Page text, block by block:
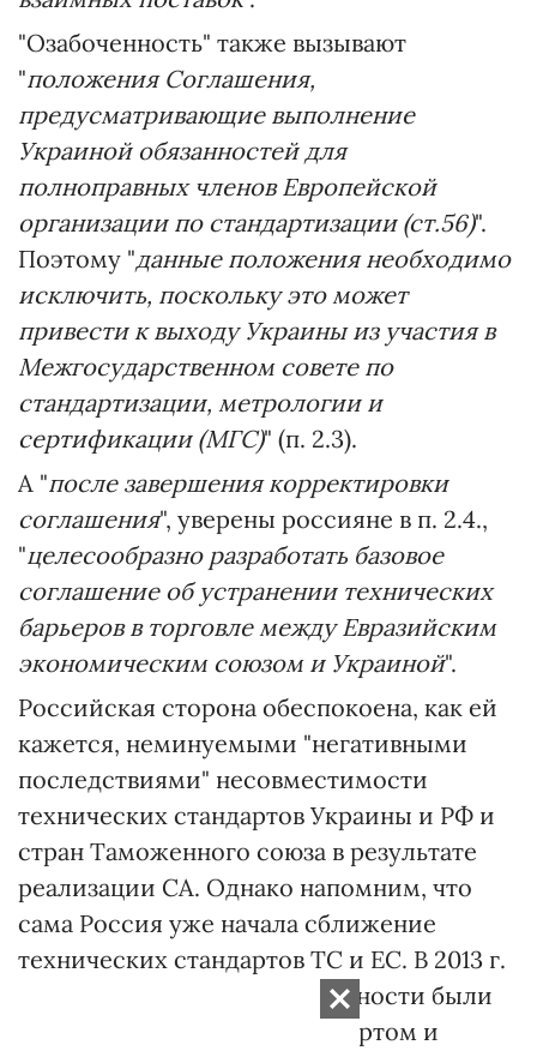
"Озабоченность" также вызывают
"положения Соглашения,
предусматривающие выполнение
Украиной обязанностей для
полноправных членов Европейской
организации по стандартизации (ст.56)".
Поэтому "данные положения необходимо
исключить, поскольку это может
привести к выходу Украины из участия в
Межгосударственном совете по
стандартизации, метрологии и
сертификации (МГС)" (п. 2.3).
А "после завершения корректировки
соглашения", уверены россияне в п. 2.4.,
"целесообразно разработать базовое
соглашение об устранении технических
барьеров в торговле между Евразийским
экономическим союзом и Украиной".
Российская сторона обеспокоена, как ей
кажется, неминуемыми "негативными
последствиями" несовместимости
технических стандартов Украины и РФ и
стран Таможенного союза в результате
реализации СА. Однако напомним, что
сама Россия уже начала сближение
технических стандартов ТС и ЕС. В 2013 г.
соответствующие договоренности были
подписаны между Росстандартом и